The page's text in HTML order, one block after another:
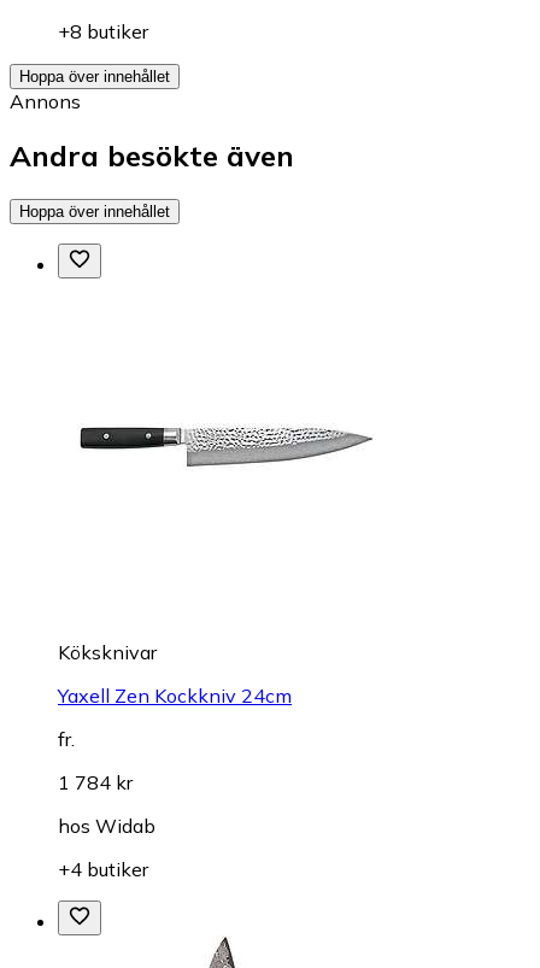
+8 butiker
Hoppa över innehållet
Annons
Andra besökte även
Hoppa över innehållet
Köksknivar
Yaxell Zen Kockkniv 24cm
fr.
1 784 kr
hos Widab
+4 butiker